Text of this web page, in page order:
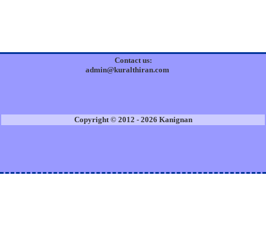
Contact us:
admin@kuralthiran.com
Copyright © 2012 - 2026 Kanignan